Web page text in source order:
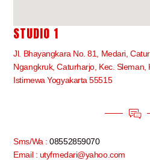
STUDIO 1
Jl. Bhayangkara No. 81, Medari,
Ngangkruk, Caturharjo, Kec.
Istimewa Yogyakarta 55515
Sms/Wa :08552859070
Email : utyfmedari@yahoo.com